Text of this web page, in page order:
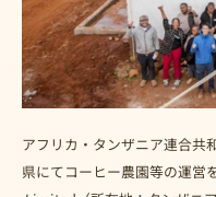
アフリカ・タンザニア連合共
県にてコーヒー農園等の運営